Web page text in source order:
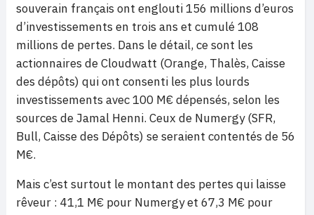
souverain français ont englouti 156 millions d’euros
d’investissements en trois ans et cumulé 108
millions de pertes. Dans le détail, ce sont les
actionnaires de Cloudwatt (Orange, Thalès, Caisse
des dépôts) qui ont consenti les plus lourds
investissements avec 100 M€ dépensés, selon les
sources de Jamal Henni. Ceux de Numergy (SFR,
Bull, Caisse des Dépôts) se seraient contentés de 56
M€.
Mais c’est surtout le montant des pertes qui laisse
rêveur : 41,1 M€ pour Numergy et 67,3 M€ pour